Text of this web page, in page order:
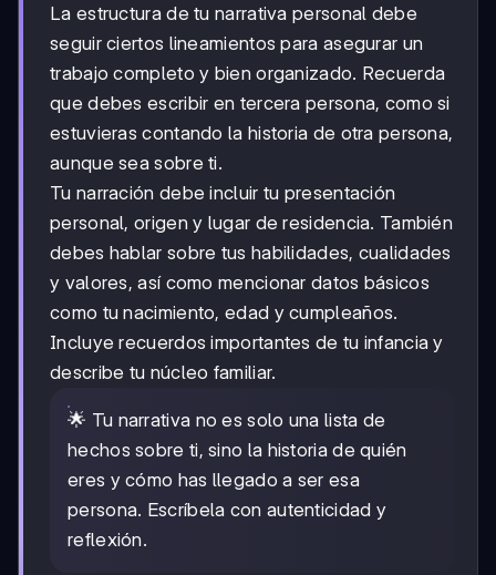
La estructura de tu narrativa personal debe
seguir ciertos lineamientos para asegurar un
trabajo completo y bien organizado. Recuerda
que debes escribir en tercera persona, como si
estuvieras contando la historia de otra persona,
aunque sea sobre ti.
Tu narración debe incluir tu presentación
personal, origen y lugar de residencia. También
debes hablar sobre tus habilidades, cualidades
y valores, así como mencionar datos básicos
como tu nacimiento, edad y cumpleaños.
Incluye recuerdos importantes de tu infancia y
describe tu núcleo familiar.
🌟 Tu narrativa no es solo una lista de
hechos sobre ti, sino la historia de quién
eres y cómo has llegado a ser esa
persona. Escríbela con autenticidad y
reflexión.